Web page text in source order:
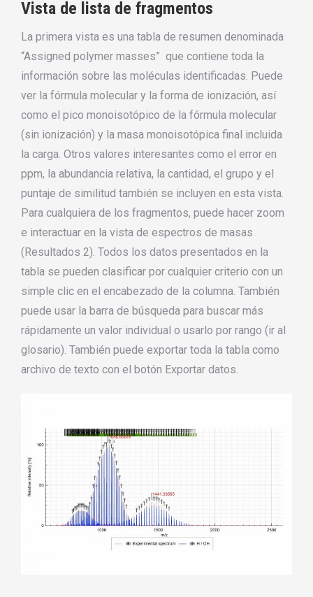
Vista de lista de fragmentos
La primera vista es una tabla de resumen denominada
“Assigned polymer masses” que contiene toda la
información sobre las moléculas identificadas. Puede
ver la fórmula molecular y la forma de ionización, así
como el pico monoisotópico de la fórmula molecular
(sin ionización) y la masa monoisotópica final incluida
la carga. Otros valores interesantes como el error en
ppm, la abundancia relativa, la cantidad, el grupo y el
puntaje de similitud también se incluyen en esta vista.
Para cualquiera de los fragmentos, puede hacer zoom
e interactuar en la vista de espectros de masas
(Resultados 2). Todos los datos presentados en la
tabla se pueden clasificar por cualquier criterio con un
simple clic en el encabezado de la columna. También
puede usar la barra de búsqueda para buscar más
rápidamente un valor individual o usarlo por rango (ir al
glosario). También puede exportar toda la tabla como
archivo de texto con el botón Exportar datos.